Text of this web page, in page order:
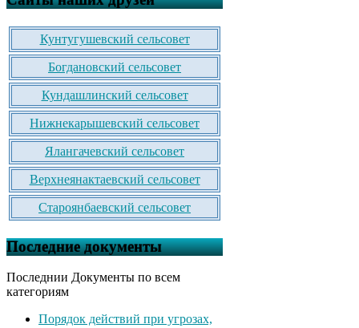
Кунтугушевский сельсовет
Богдановский сельсовет
Кундашлинский сельсовет
Нижнекарышевский сельсовет
Ялангачевский сельсовет
Верхнеянактаевский сельсовет
Староянбаевский сельсовет
Последние документы
Последнии Документы по всем
категориям
Порядок действий при угрозах,